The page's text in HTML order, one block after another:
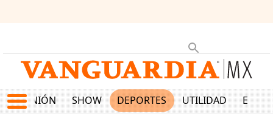
OPINIÓN SHOW DEPORTES UTILIDAD